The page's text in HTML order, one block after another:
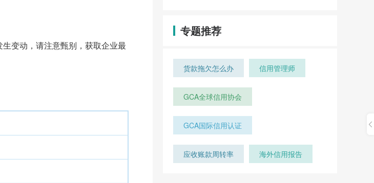
变动，请注意甄别，获取企业最
专题推荐
货款拖欠怎么办 信用管理师
GCA全球信用协会
GCA国际信用认证
应收账款周转率 海外信用报告
